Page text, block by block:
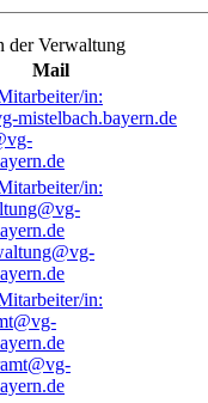
der Verwaltung
Mail